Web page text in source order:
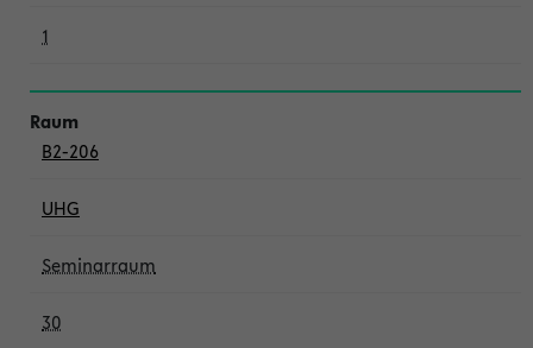
1
B2-206
UHG
Seminarraum
30